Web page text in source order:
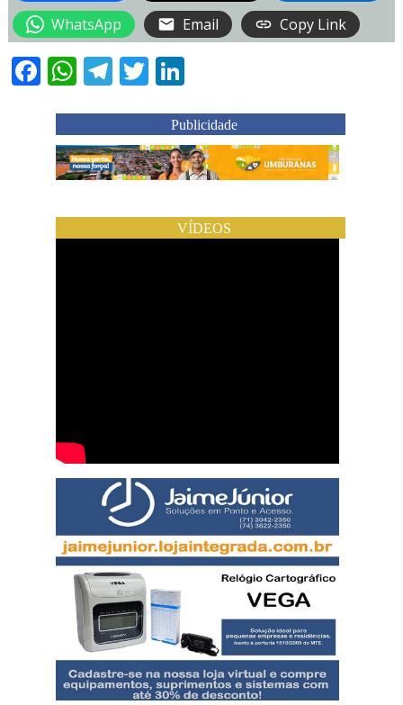
WhatsApp
Email Copy Link
Facebook
WhatsApp
Telegram
Twitter
LinkedIn
Publicidade
VÍDEOS